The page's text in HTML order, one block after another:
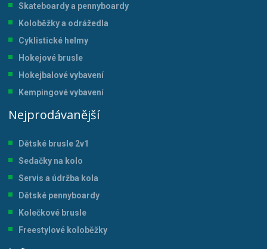
Skateboardy a pennyboardy
Koloběžky a odrážedla
Cyklistické helmy
Hokejové brusle
Hokejbalové vybavení
Kempingové vybavení
Nejprodávanější
Dětské brusle 2v1
Sedačky na kolo
Servis a údržba kola
Dětské pennyboardy
Kolečkové brusle
Freestylové koloběžky